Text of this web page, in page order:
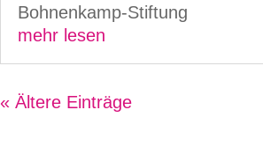
Bohnenkamp-Stiftung
mehr lesen
« Ältere Einträge